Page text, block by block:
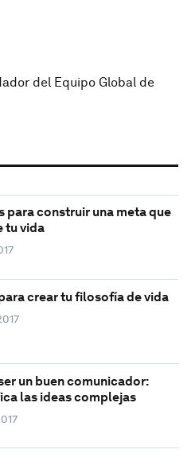
del Equipo Global de
para construir una meta que
tu vida
crear tu filosofía de vida
un buen comunicador:
las ideas complejas